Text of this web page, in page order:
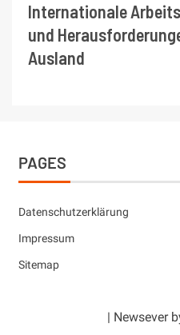
Internationale
und
Ausland
PAGES
Datenschutzerklärung
Impressum
Sitemap
| Newsever